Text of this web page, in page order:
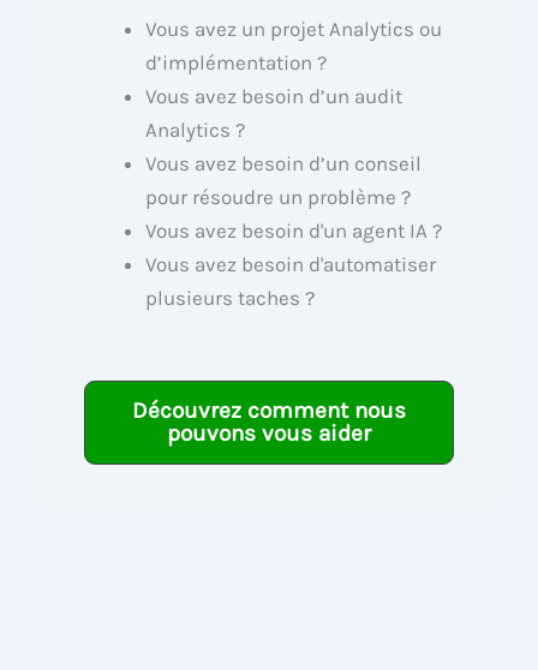
Vous avez un projet Analytics ou
d’implémentation ?
Vous avez besoin d’un audit
Analytics ?
Vous avez besoin d’un conseil
pour résoudre un problème ?
Vous avez besoin d'un agent IA ?
Vous avez besoin d'automatiser
plusieurs taches ?
Découvrez comment nous
pouvons vous aider